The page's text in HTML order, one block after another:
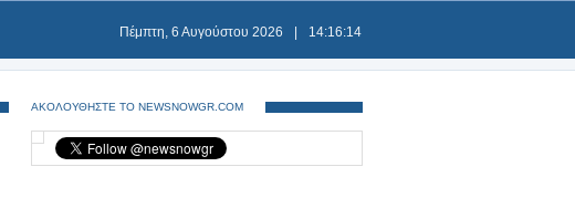
Πέμπτη, 6 Αυγούστου 2026 14:16:15
ΑΚΟΛΟΥΘΗΣΤΕ ΤΟ NEWSNOWGR.COM